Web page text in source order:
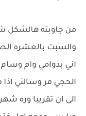
من جاوبته هالشكل
والسبت بالعشره
اني بدوامي وام وسام
الحجي مر وسالني
الى ان تقريبا وره